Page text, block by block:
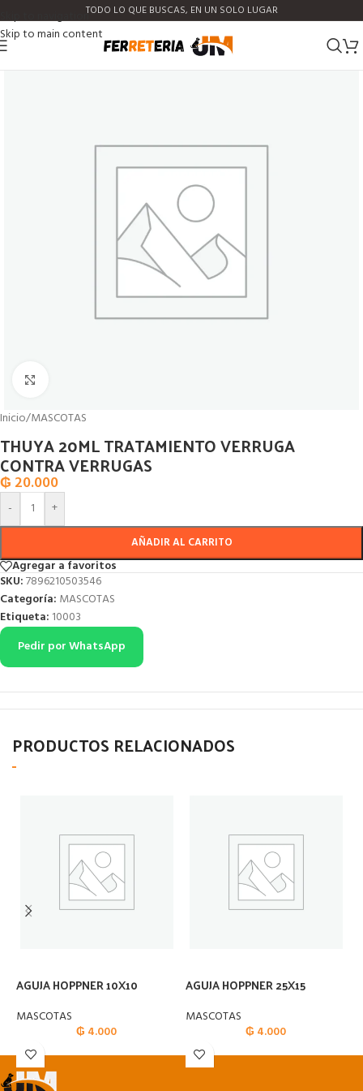
Skip to navigation
Skip to main content
TODO LO QUE BUSCAS, EN UN SOLO LUGAR
Inicio/MASCOTAS
THUYA 20ML TRATAMIENTO VERRUGA
CONTRA VERRUGAS
₲ 20.000
- +
AÑADIR AL CARRITO
Agregar a favoritos
SKU:7896210503546
Categoría: MASCOTAS
Etiqueta: 10003
Pedir por WhatsApp
PRODUCTOS RELACIONADOS
AGUJA HOPPNER 10X10
MASCOTAS
₲ 4.000
AGUJA HOPPNER 25X15
MASCOTAS
₲ 4.000